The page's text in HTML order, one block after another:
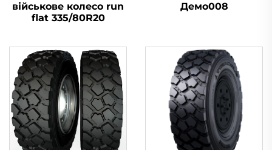
військове колесо run
flat 335/80R20
Демо008